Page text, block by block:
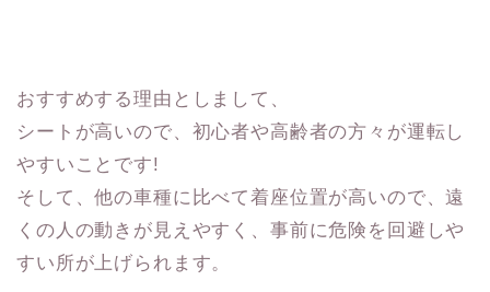
おすすめする理由としまして、
シートが高いので、初心者や高齢者の方々が運転し
やすいことです!
そして、他の車種に比べて着座位置が高いので、遠
くの人の動きが見えやすく、事前に危険を回避しや
すい所が上げられます。